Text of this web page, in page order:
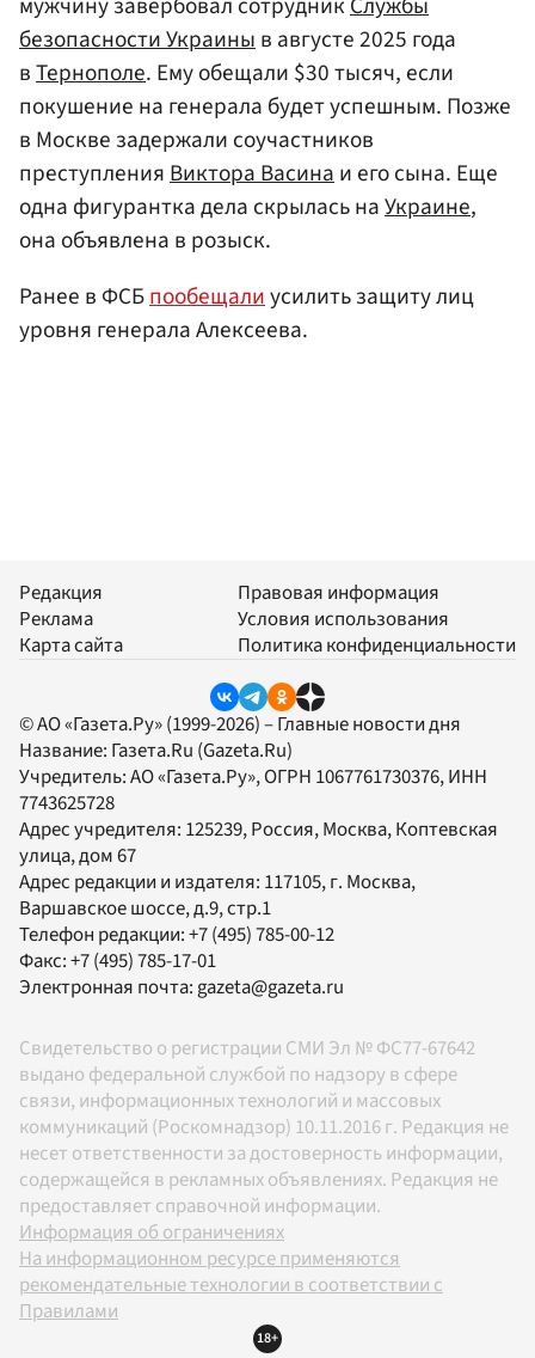
безопасности Украиныв августе 2025 года
вТернополе. Ему обещали $30 тысяч, если
покушение на генерала будет успешным. Позже
в Москве задержали соучастников
преступленияВиктора Васинаи его сына. Еще
одна фигурантка дела скрылась наУкраине,
она объявлена в розыск.
Ранее в ФСБпообещалиусилить защиту лиц
уровня генерала Алексеева.
Редакция
Реклама
Карта сайта
Правовая информация
Условия использования
Политика конфиденциальности
© АО «Газета.Ру» (1999-2026) – Главные новости дня
Название: Газета.Ru (Gazeta.Ru)
Учредитель:АО «Газета.Ру», ОГРН 1067761730376, ИНН
7743625728
Адрес учредителя: 125239, Россия, Москва, Коптевская
улица, дом 67
Адрес редакции и издателя: 117105, г. Москва,
Варшавское шоссе, д.9, стр.1
Телефон редакции:+7 (495) 785-00-12
Факс:+7 (495) 785-17-01
Электронная почта:gazeta@gazeta.ru
Свидетельство о регистрации СМИ Эл № ФС77-67642
выдано федеральной службой по надзору в сфере
связи, информационных технологий и массовых
коммуникаций (Роскомнадзор) 10.11.2016 г. Редакция не
несет ответственности за достоверность информации,
содержащейся в рекламных объявлениях. Редакция не
предоставляет справочной информации.
Информация об ограничениях
На информационном ресурсе применяются
рекомендательные технологии в соответствии с
Правилами
18+